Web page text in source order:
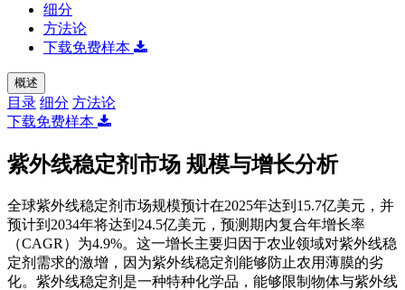
细分
方法论
下载免费样本
概述
目录 细分 方法论
下载免费样本
紫外线稳定剂市场 规模与增长分析
全球紫外线稳定剂市场规模预计在2025年达到15.7亿美元，并
预计到2034年将达到24.5亿美元，预测期内复合年增长率
（CAGR）为4.9%。这一增长主要归因于农业领域对紫外线稳
定剂需求的激增，因为紫外线稳定剂能够防止农用薄膜的劣
化。紫外线稳定剂是一种特种化学品，能够限制物体与紫外线